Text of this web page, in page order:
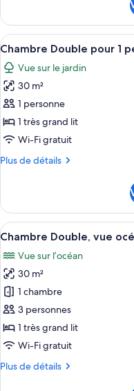
mer
le
type
de
chambre
Chambre
Familiale,
vue
mer
Afficher
toutes
les
photos
pour
ce
type
chambre :
pour
1
personne
3
Chambre Double pour 1
Vue sur le jardin
30 m²
1 personne
1 très grand lit
Wi-Fi gratuit
Plus de détails
Plus
le
type
de
Chambre
Double
pour
personne
Afficher
toutes
les
photos
pour
ce
type
de
chambre :
Chambre
6
Chambre Double, vue
Vue sur l’océan
30 m²
1 chambre
3 personnes
1 très grand lit
Wi-Fi gratuit
Plus de détails
Plus